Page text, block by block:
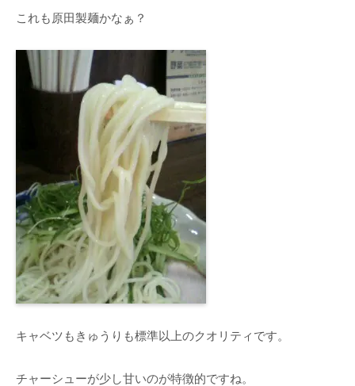
これも原田製麺かなぁ？
キャベツもきゅうりも標準以上のクオリティです。
チャーシューが少し甘いのが特徴的ですね。